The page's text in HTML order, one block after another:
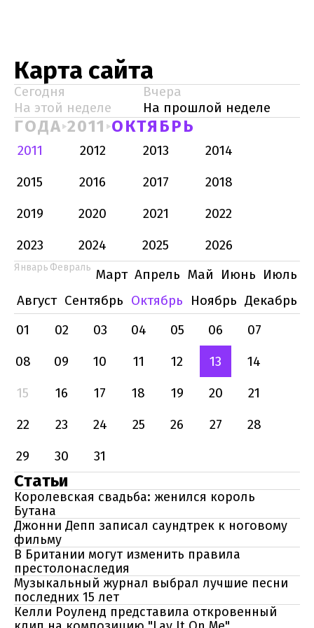
Карта сайта
Сегодня
Вчера
На этой неделе
На прошлой неделе
ГОДА 2011 ОКТЯБРЬ
2011 2012 2013
2014
2015
2016 2017
2018
2019
2020 2021
2022
2023
2024 2025 2026
Январь Февраль Март Апрель Май Июнь Июль
Август Сентябрь Октябрь Ноябрь Декабрь
01
02 03 04 05 06
07
08
09 10 11 12 13
14
15
16 17 18 19 20
21
22
23 24 25 26 27
28
29
30 31
Статьи
Королевская свадьба: женился король
Бутана
Джонни Депп записал саундтрек к ноговому
фильму
В Британии могут изменить правила
престолонаследия
Музыкальный журнал выбрал лучшие песни
последних 15 лет
Келли Роуленд представила откровенный